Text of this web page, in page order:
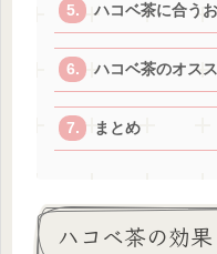
ハコベ茶に合う
ハコベ茶のオス
まとめ
ハコベ茶の効